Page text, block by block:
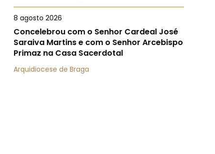
8 agosto 2026
Concelebrou com o Senhor Cardeal José
Saraiva Martins e com o Senhor Arcebispo
Primaz na Casa Sacerdotal
Arquidiocese de Braga